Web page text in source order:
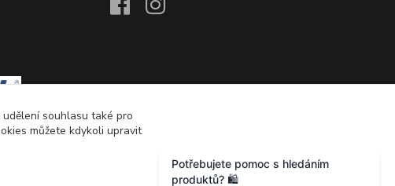
souhlasu také pro
můžete kdykoli upravit